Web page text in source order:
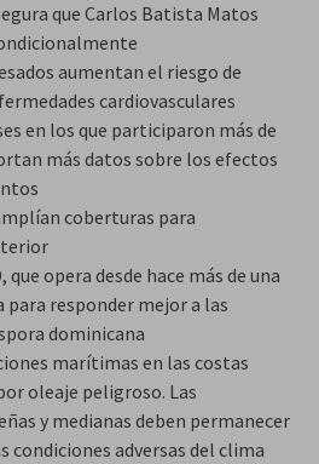
que Carlos Batista Matos
aumentan el riesgo de
cardiovasculares
en los que participaron más de
más datos sobre los efectos
coberturas para
opera desde hace más de una
para responder mejor a las
dominicana
marítimas en las costas
oleaje peligroso. Las
y medianas deben permanecer
condiciones adversas del clima